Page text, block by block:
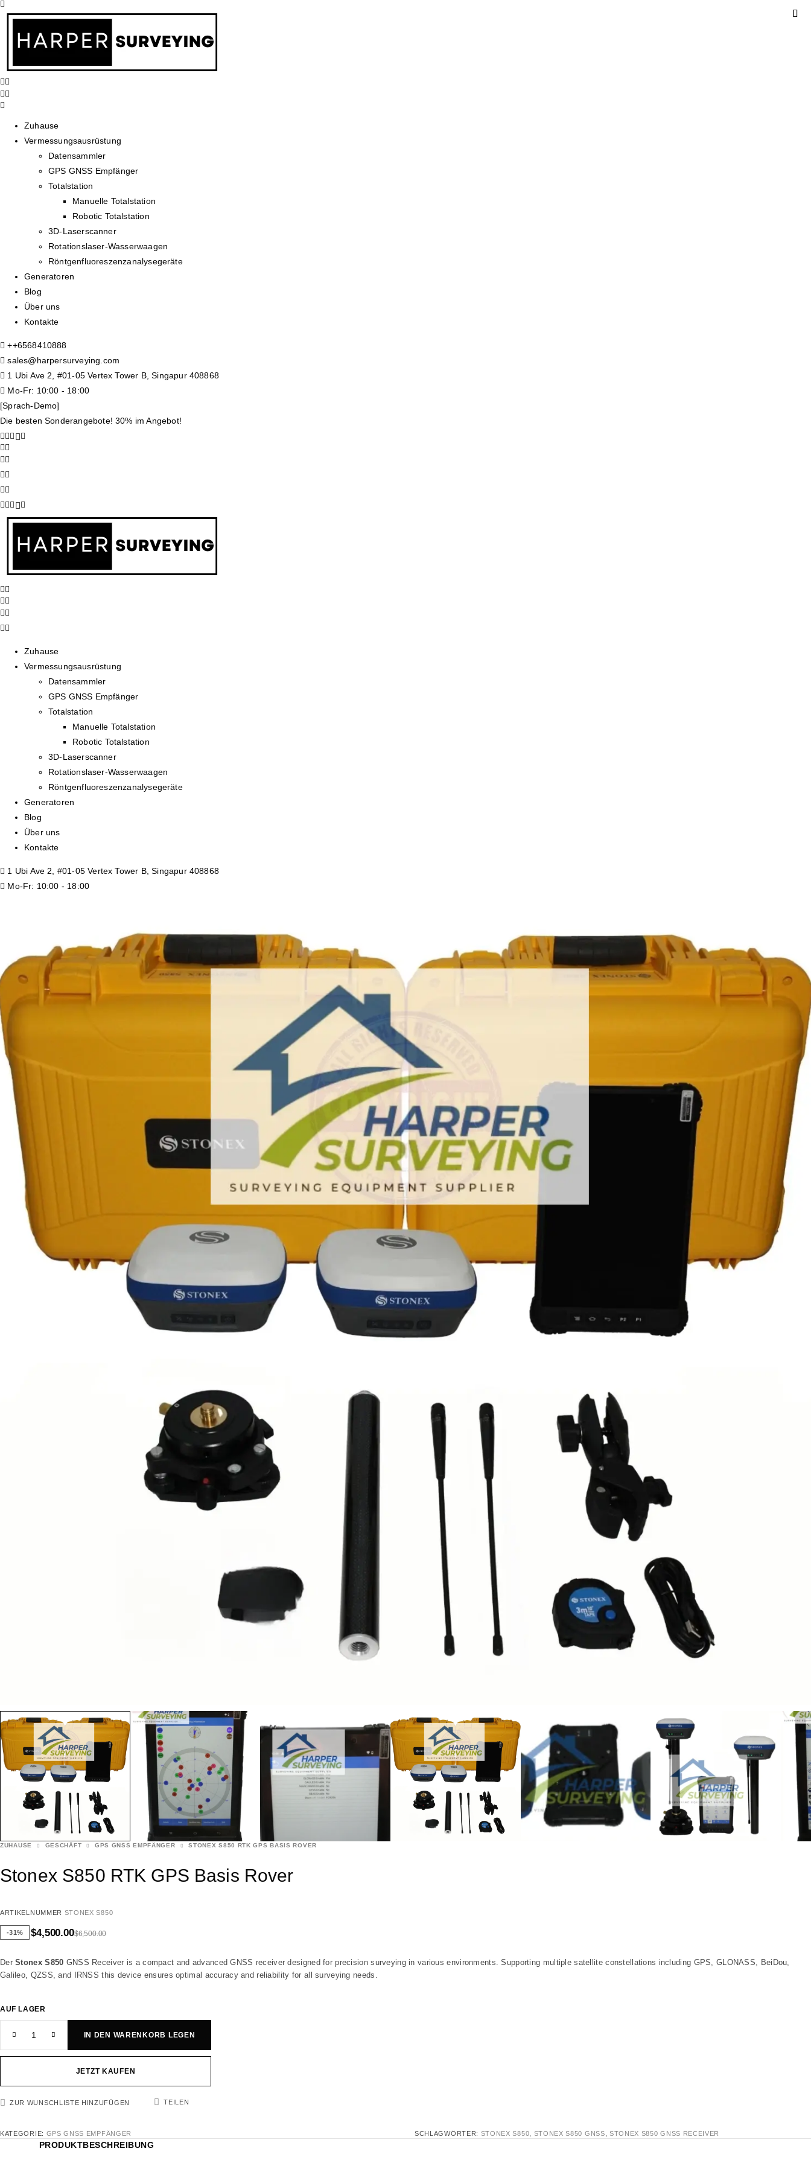
Zuhause
Vermessungsausrüstung
Datensammler
GPS GNSS Empfänger
Totalstation
Manuelle Totalstation
Robotic Totalstation
3D-Laserscanner
Rotationslaser-Wasserwaagen
Röntgenfluoreszenzanalysegeräte
Generatoren
Blog
Über uns
Kontakte
++6568410888
sales@harpersurveying.com
1 Ubi Ave 2, #01-05 Vertex Tower B, Singapur 408868
Mo-Fr: 10:00 - 18:00
[Sprach-Demo]
Die besten Sonderangebote! 30% im Angebot!
Zuhause
Vermessungsausrüstung
Datensammler
GPS GNSS Empfänger
Totalstation
Manuelle Totalstation
Robotic Totalstation
3D-Laserscanner
Rotationslaser-Wasserwaagen
Röntgenfluoreszenzanalysegeräte
Generatoren
Blog
Über uns
Kontakte
1 Ubi Ave 2, #01-05 Vertex Tower B, Singapur 408868
Mo-Fr: 10:00 - 18:00
ZUHAUSE GESCHÄFT GPS GNSS EMPFÄNGER STONEX S850 RTK GPS BASIS ROVER
Stonex S850 RTK GPS Basis Rover
ARTIKELNUMMER STONEX S850
-31% $6,500.00
$4,500.00
DerStonex S850 GNSS Receiver is a compact and advanced GNSS receiver designed for precision surveying in various environments. Supporting multiple satellite constellations including GPS, GLONASS, BeiDou,
Galileo, QZSS, and IRNSS this device ensures optimal accuracy and reliability for all surveying needs.
AUF LAGER
IN DEN WARENKORB LEGEN
JETZT KAUFEN
ZUR WUNSCHLISTE HINZUFÜGEN TEILEN
KATEGORIE: GPS GNSS EMPFÄNGER SCHLAGWÖRTER: STONEX S850 STONEX S850 GNSS STONEX S850 GNSS RECEIVER
PRODUKTBESCHREIBUNG